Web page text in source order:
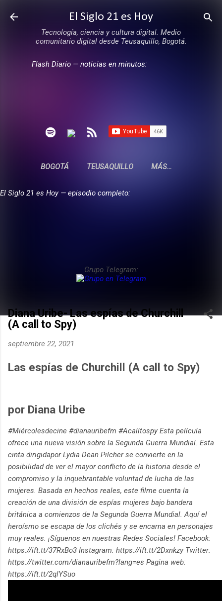
Ir al contenido principal
El Siglo 21 es Hoy
Tecnología, ciencia y cultura digital. Medio
comunitario digital desde Teusaquillo, Bogotá.
Flash Diario — noticias en minutos:
BOGOTÁ TEUSAQUILLO MÁS…
El Siglo 21 es Hoy — episodio completo:
Grupo Telegram:
Diana Uribe- Las espías de Churchill
(A call to Spy)
septiembre 22, 2021
Las espías de Churchill (A call to Spy)
por Diana Uribe
#Miércolesdecine #dianauribefm #Acalltospy Esta película
ofrece una nueva visión sobre la Segunda Guerra Mundial. Esta
cinta dirigidapor Lydia Dean Pilcher se convierte en la
posibilidad de ver el mayor conflicto de la historia desde el
compromiso y la inquebrantable voluntad de lucha de las
mujeres. Basada en hechos reales, este filme cuenta la
creación de una división de espías mujeres bajo bandera
británica a comienzos de la Segunda Guerra Mundial. Aquí el
heroísmo se escapa de los clichés y se encarna en personajes
muy reales. ¡Síguenos en nuestras Redes Sociales! Facebook:
https://ift.tt/37RxBo3 Instagram: https://ift.tt/2Dxnkzy Twitter:
https://twitter.com/dianauribefm?lang=es Pagina web:
https://ift.tt/2qlYSuo